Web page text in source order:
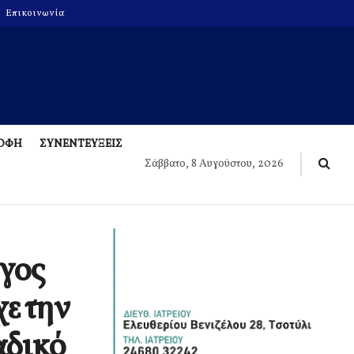
Επικοινωνία
ΣΥΝΕΝΤΕΥΞΕΙΣ
Σάββατο, 8 Αυγούστου, 2026
την